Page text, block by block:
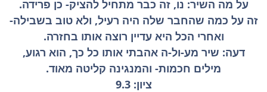
על מה השיר: נו, זה כבר מתחיל להציק- כן פרידה.
זה על כמה שהחבר שלה היה רעיל, ולא טוב בשבילה-
ואחרי הכל היא עדיין רוצה אותו בחזרה.
דעה: שיר מע-ול-ה אהבתי אותו כל כך, הוא רגוע,
מילים חכמות- והמנגינה קליטה מאוד.
ציון: 9.3